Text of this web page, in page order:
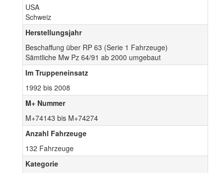
USA
Schweiz
Herstellungsjahr
Beschaffung über RP 63 (Serie 1 Fahrzeuge)
Sämtliche Mw Pz 64/91 ab 2000 umgebaut
Im Truppeneinsatz
1992 bis 2008
M+ Nummer
M+74143 bis M+74274
Anzahl Fahrzeuge
132 Fahrzeuge
Kategorie